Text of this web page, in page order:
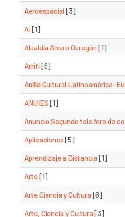
Aeroespacial[3]
AI[1]
Alcaldía Álvaro Obregón[1]
Amiti[6]
Anilla Cultural Latinoamérica-
ANUIES [1]
Anuncio Segundo tele foro de
Aplicaciones [5]
Aprendizaje a Distancia[1]
Arte[1]
Arte Ciencia y Cultura[6]
Arte, Ciencia y Cultura[3]